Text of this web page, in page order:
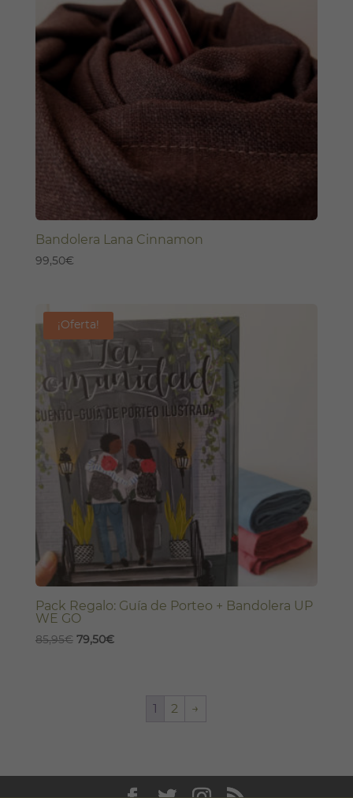
Bandolera Lana Cinnamon
99,50€
¡Oferta!
Pack Regalo: Guía de Porteo + Bandolera UP
WE GO
85,95€ El
79,50€El
1 2 →